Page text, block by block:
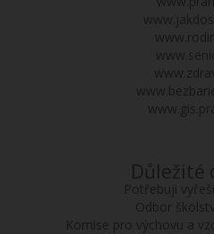
Důležité
Potřebuji
Odbor
Komise pro výchovu a